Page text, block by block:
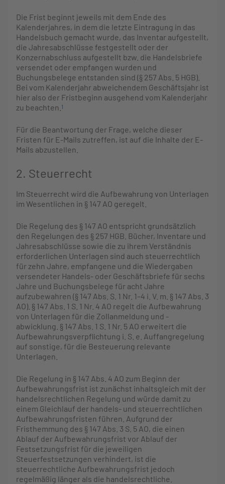
Die Frist beginnt jeweils mit dem Ende des
Kalenderjahres, in dem die letzte Eintragung in das
Handelsbuch gemacht wurde, das Inventar aufgestellt,
die Jahresabschlüsse festgestellt oder der
Konzernabschluss aufgestellt bzw. die Handelsbriefe
versendet oder empfangen wurden und
Buchungsbelege entstanden sind (§ 257 Abs. 5 HGB).
Bei vom Kalenderjahr abweichendem Geschäftsjahr ist
hier also der Fristbeginn ausgehend vom Kalenderjahr
zu beachten. 1
Für die Beantwortung der Frage, welche dieser
Fristen für E-Mails zutreffen, ist auf die Inhalte der E-
Mails abzustellen.
2. Steuerrecht
Im Steuerrecht wird die Aufbewahrung von Unterlagen
im Wesentlichen in § 147 AO geregelt.
Die Regelung des § 147 AO entspricht grundsätzlich
den Regelungen des § 257 HGB. Bücher, Inventare und
Jahresabschlüsse sowie die zu ihrem Verständnis
erforderlichen Unterlagen sind auch steuerrechtlich
für zehn Jahre, empfangene und die Wiedergaben
versendeter Handels- oder Geschäftsbriefe für sechs
Jahre und Buchungsbelege für acht Jahre
aufzubewahren (§ 147 Abs. S. 1 Nr. 1–4 i. V. m. § 147 Abs. 3
AO). § 147 Abs. 1 S. 1 Nr. 4 AO regelt die Aufbewahrung
von Unterlagen für die Zollanmeldung und -
abwicklung. § 147 Abs. 1 S. 1 Nr. 5 AO erweitert die
Aufbewahrungsverpflichtung i. S. e. Auffangregelung
auf sonstige, für die Besteuerung relevante
Unterlagen.
Die Regelung in § 147 Abs. 4 AO zum Beginn der
Aufbewahrungsfrist ist zunächst inhaltsgleich mit der
handelsrechtlichen Regelung und würde damit zu
einem Gleichlauf der handels- und steuerrechtlichen
Aufbewahrungsfristen führen. Aufgrund der
Fristhemmung des § 147 Abs. 3 S. 5 AO, die einen
Ablauf der Aufbewahrungsfrist vor Ablauf der
Festsetzungsfrist für die jeweiligen
Steuerfestsetzungen verhindert, ist die
steuerrechtliche Aufbewahrungsfrist jedoch
regelmäßig länger als die handelsrechtliche.